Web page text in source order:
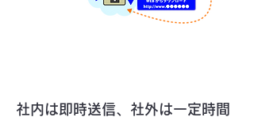
社内は即時送信、社外は一定時間